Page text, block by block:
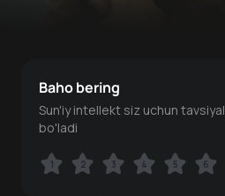
Baho bering
Sun'iy intellekt siz uchun
bo'ladi
1 2 3 4 5 6
1 2 3 4 5 6